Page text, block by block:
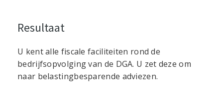
Resultaat
U kent alle fiscale faciliteiten rond de
bedrijfsopvolging van de DGA. U zet deze om
naar belastingbesparende adviezen.